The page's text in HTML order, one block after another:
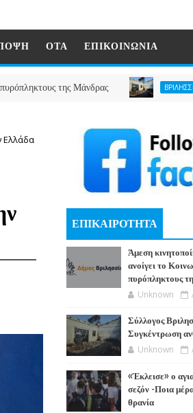
ΟΤΑ ΕΠΙΚΟΙΝΩΝΙΑ
της Μάνδρας ΒΡΙΛΗΣΣΙΑ
Ελλάδα
ΕΠΙΚΑΙΡΟΤΗΤΑ
Άμεση
ανοίγει το
πυρόπληκτους
Unknown
Σύλλογος
Συγκέντρωση
Unknown
«Έκλεισε» ο
σεζόν -Ποια
θρανία